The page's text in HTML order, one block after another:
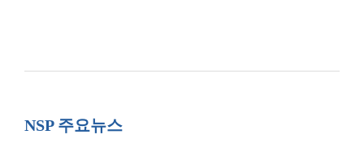
NSP 주요뉴스